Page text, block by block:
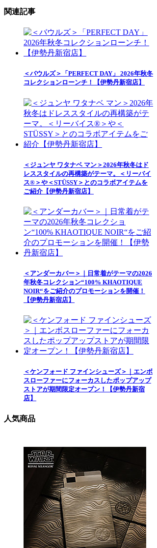
関連記事
＜バウルズ＞「PERFECT DAY」 2026年秋冬
コレクションローンチ！【伊勢丹新宿店】
＜ジュンヤ ワタナベ マン＞2026年秋冬はド
レススタイルの再構築がテーマ。＜リーバイ
ス®＞や＜STÜSSY＞とのコラボアイテムを
ご紹介【伊勢丹新宿店】
＜アンダーカバー＞｜日常着がテーマの2026
年秋冬コレクション“100% KHAOTIQUE
NOIR“をご紹介のプロモーションを開催！
【伊勢丹新宿店】
＜ケンフォード ファインシューズ＞｜エンボ
スローファーにフォーカスしたポップアップ
ストアが期間限定オープン！【伊勢丹新宿
店】
人気商品